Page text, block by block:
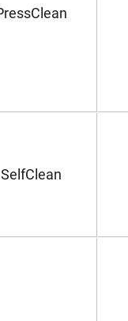
SelfClean